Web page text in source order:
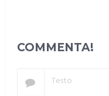
COMMENTA!